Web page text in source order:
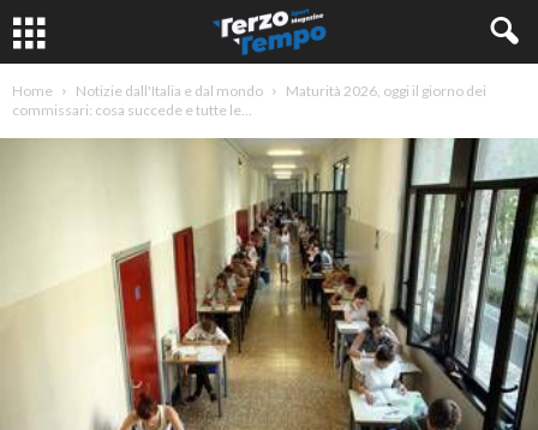
Home Notizie dall'Italia e dal mondo
Maturità 2026, oggi il giorno dei
commissari: cosa succede e tutte le...